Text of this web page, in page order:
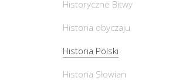
Historyczne Bitwy
Historia obyczaju
Historia Polski
Historia Słowian